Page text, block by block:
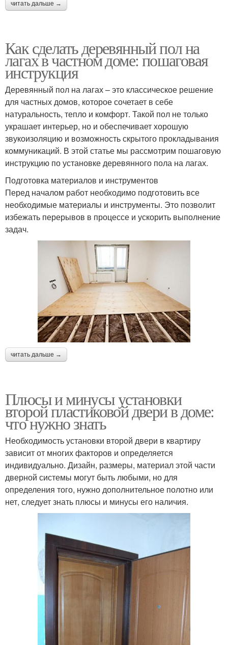
читать дальше →
Как сделать деревянный пол на
лагах в частном доме: пошаговая
инструкция
Деревянный пол на лагах – это классическое решение
для частных домов, которое сочетает в себе
натуральность, тепло и комфорт. Такой пол не только
украшает интерьер, но и обеспечивает хорошую
звукоизоляцию и возможность скрытого прокладывания
коммуникаций. В этой статье мы рассмотрим пошаговую
инструкцию по установке деревянного пола на лагах.
Подготовка материалов и инструментов
Перед началом работ необходимо подготовить все
необходимые материалы и инструменты. Это позволит
избежать перерывов в процессе и ускорить выполнение
задач.
читать дальше →
Плюсы и минусы установки
второй пластиковой двери в доме:
что нужно знать
Необходимость установки второй двери в квартиру
зависит от многих факторов и определяется
индивидуально. Дизайн, размеры, материал этой части
дверной системы могут быть любыми, но для
определения того, нужно дополнительное полотно или
нет, следует знать плюсы и минусы его наличия.